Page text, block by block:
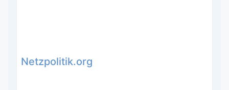
Netzpolitik.org